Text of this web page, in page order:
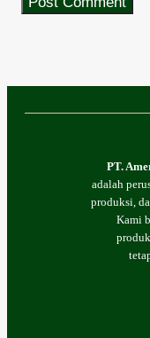
PT.
adalah
produksi,
Kami